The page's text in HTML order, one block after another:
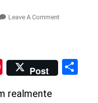
Leave A CommentOn
Que
Mudou
Pinterest
Post
realmente